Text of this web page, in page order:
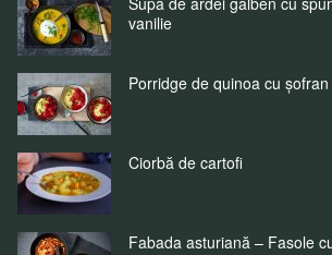
vanilie
Porridge de quinoa cu
Ciorbă de cartofi
Fabada asturiană – Fasole